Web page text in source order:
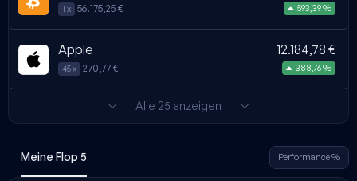
1 x 56.175,25 € 593,39 %
Apple 12.184,78 €
45 x 270,77 € 388,76 %
Alle 25 anzeigen
Meine Flop 5 Performance %